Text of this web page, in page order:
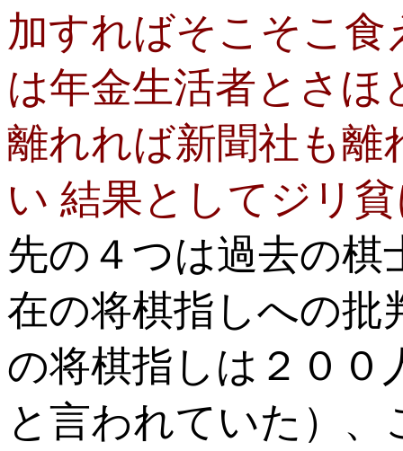
加すればそこそこ
は年金生活者とさ
離れれば新聞社も離
い 結果としてジリ
先の４つは過去の棋
在の将棋指しへの批
の将棋指しは２００
と言われていた）